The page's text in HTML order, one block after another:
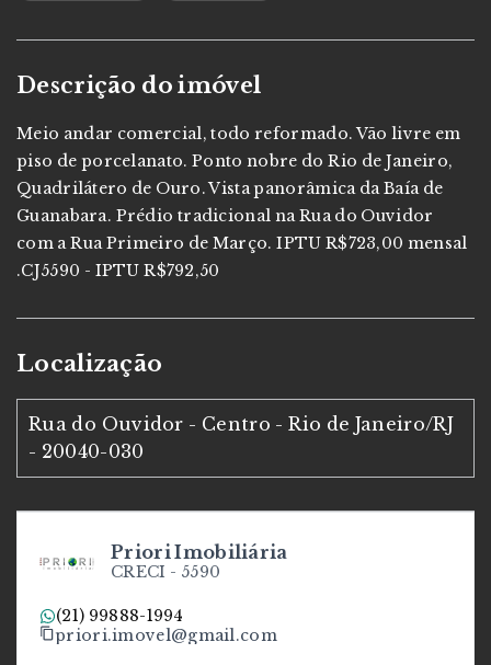
Priori Imobiliária
CRECI - 5590
(21) 99888-1994
priori.imovel@gmail.com
Descrição do imóvel
Meio andar comercial, todo reformado. Vão livre em
piso de porcelanato. Ponto nobre do Rio de Janeiro,
Quadrilátero de Ouro. Vista panorâmica da Baía de
Guanabara. Prédio tradicional na Rua do Ouvidor
com a Rua Primeiro de Março. IPTU R$723,00 mensal
.CJ5590 - IPTU R$792,50
Localização
Rua do Ouvidor - Centro - Rio de Janeiro/RJ
- 20040-030